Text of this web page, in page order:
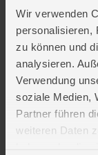
Wir verwenden
personalisieren,
zu können und
analysieren.
Verwendung
soziale Medien,
Partner führen
weiteren Daten
Farbe
Altersempfehlung
Artikelmaße
Verpackungsmaße